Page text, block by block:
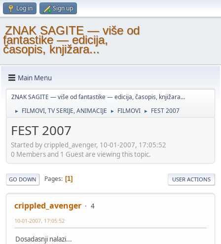
Log in Sign up
ZNAK SAGITE — više od
fantastike — edicija,
časopis, knjižara...
Main Menu
ZNAK SAGITE — više od fantastike — edicija, časopis, knjižara...
► FILMOVI, TV SERIJE, ANIMACIJE ► FILMOVI ► FEST 2007
FEST 2007
Started by crippled_avenger, 10-01-2007, 17:05:52
0 Members and 1 Guest are viewing this topic.
GO DOWN Pages 1 USER ACTIONS
crippled_avenger 4
10-01-2007, 17:05:52
Dosadasnji nalazi...